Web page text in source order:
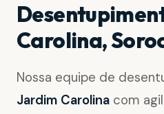
Carolina,
Nossa equipe de
Jardim Carolina com